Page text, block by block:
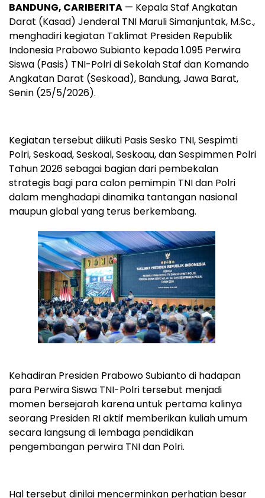
BANDUNG, CARIBERITA — Kepala Staf Angkatan
Darat (Kasad) Jenderal TNI Maruli Simanjuntak, M.Sc.,
menghadiri kegiatan Taklimat Presiden Republik
Indonesia Prabowo Subianto kepada 1.095 Perwira
Siswa (Pasis) TNI-Polri di Sekolah Staf dan Komando
Angkatan Darat (Seskoad), Bandung, Jawa Barat,
Senin (25/5/2026).
Kegiatan tersebut diikuti Pasis Sesko TNI, Sespimti
Polri, Seskoad, Seskoal, Seskoau, dan Sespimmen Polri
Tahun 2026 sebagai bagian dari pembekalan
strategis bagi para calon pemimpin TNI dan Polri
dalam menghadapi dinamika tantangan nasional
maupun global yang terus berkembang.
Kehadiran Presiden Prabowo Subianto di hadapan
para Perwira Siswa TNI-Polri tersebut menjadi
momen bersejarah karena untuk pertama kalinya
seorang Presiden RI aktif memberikan kuliah umum
secara langsung di lembaga pendidikan
pengembangan perwira TNI dan Polri.
Hal tersebut dinilai mencerminkan perhatian besar